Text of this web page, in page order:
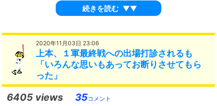
続きを読む ▼▼
2020年11月03日 23:06
上本、１軍最終戦への出場打診されるも
「いろんな思いもあってお断りさせてもら
った」
6405 views 35コメント